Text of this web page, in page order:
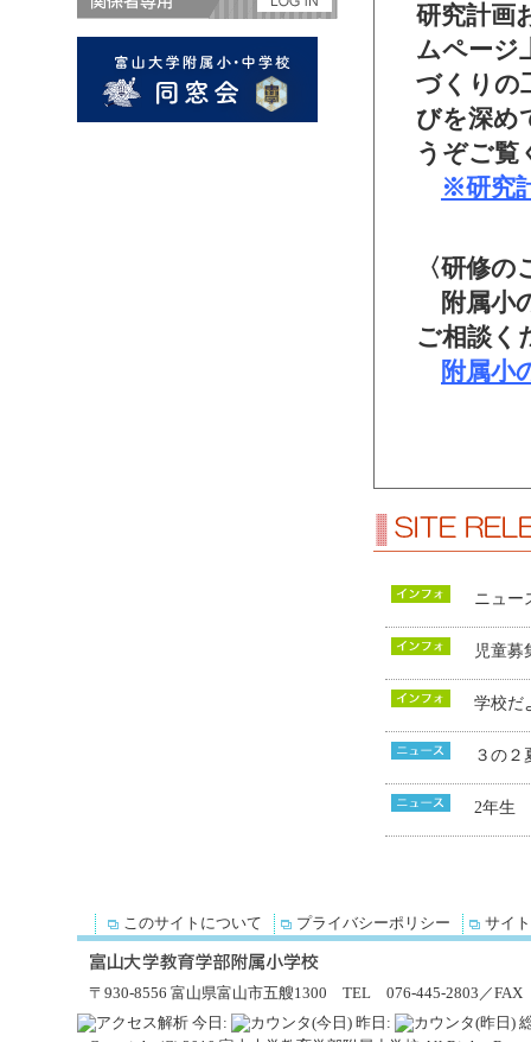
研究計画
ムページ
づくりの
びを深め
うぞご覧
※研究
〈研修
附属小
ご相談く
附属小
ニュー
児童募
学校だ
３の２
2年生
このサイトについて プライバシーポリシー サイ
〒930-8556 富山県富山市五艘1300 TEL 076-445-2803／FAX
今日:
昨日: